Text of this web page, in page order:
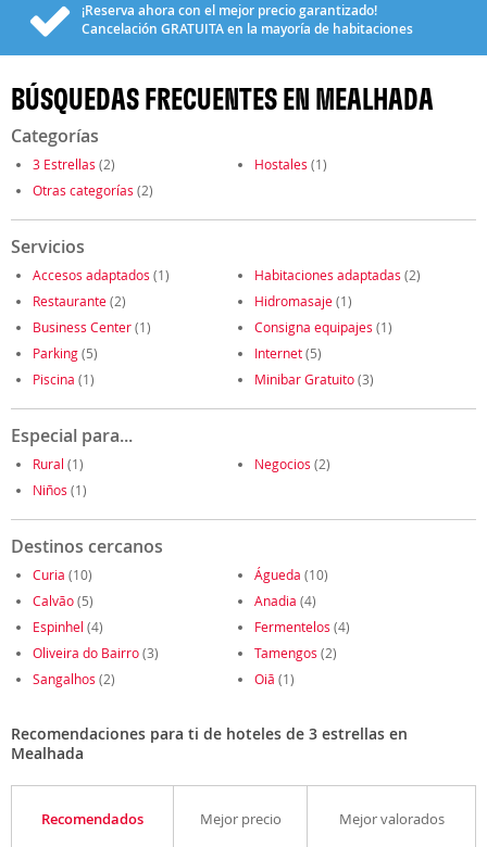
¡Reserva ahora con el mejor precio garantizado!
Cancelación GRATUITAen la mayoría de habitaciones
BÚSQUEDAS FRECUENTES EN MEALHADA
Categorías
3 Estrellas (2) Hostales (1)
Otras categorías (2)
Servicios
Accesos adaptados (1) Habitaciones adaptadas (2)
Restaurante(2) Hidromasaje(1)
Business Center(1) Consigna equipajes (1)
Parking(5) Internet(5)
Piscina (1) Minibar Gratuito(3)
Especial para...
Rural (1) Negocios (2)
Niños (1)
Destinos cercanos
Curia (10) Águeda (10)
Calvão(5) Anadia (4)
Espinhel (4) Fermentelos (4)
Oliveira do Bairro(3) Tamengos (2)
Sangalhos (2) Oiã (1)
Recomendaciones para ti de hoteles de 3 estrellas en
Mealhada
Recomendados Mejor precio Mejor valorados